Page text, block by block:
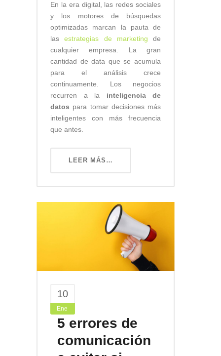
En la era digital, las redes sociales
y los motores de búsquedas
optimizadas marcan la pauta de
lasestrategias de marketing de
cualquier empresa. La gran
cantidad de data que se acumula
para el análisis crece
continuamente. Los negocios
recurren a la inteligencia de
datos para tomar decisiones más
inteligentes con más frecuencia
que antes.
LEER MÁS…
10
Ene
5 errores de
comunicación